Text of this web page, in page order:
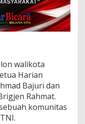
walikota
Harian
Bajuri dan
Rahmat.
komunitas